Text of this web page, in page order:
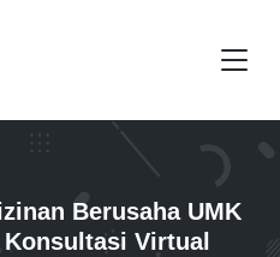
Berusaha UMK
Virtual